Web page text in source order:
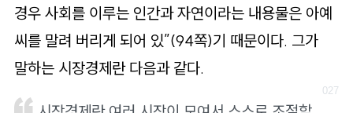
경우 사회를 이루는 인간과 자연이라는 내용물은 아예
씨를 말려 버리게 되어 있”(94쪽)기 때문이다. 그가
말하는 시장경제란 다음과 같다.